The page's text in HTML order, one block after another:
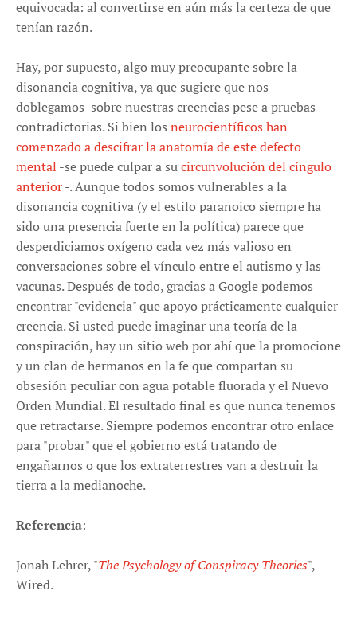
equivocada: al convertirse en aún más la certeza de que
tenían razón.
Hay, por supuesto, algo muy preocupante sobre la
disonancia cognitiva, ya que sugiere que nos
doblegamos sobre nuestras creencias pese a pruebas
contradictorias. Si bien los neurocientíficos han
comenzado a descifrar la anatomía de este defecto
mental -se puede culpar a sucircunvolución del cíngulo
anterior-. Aunque todos somos vulnerables a la
disonancia cognitiva (y el estilo paranoico siempre ha
sido una presencia fuerte en la política) parece que
desperdiciamos oxígeno cada vez más valioso en
conversaciones sobre el vínculo entre el autismo y las
vacunas. Después de todo, gracias a Google podemos
encontrar "evidencia" que apoyo prácticamente cualquier
creencia. Si usted puede imaginar una teoría de la
conspiración, hay un sitio web por ahí que la promocione
y un clan de hermanos en la fe que compartan su
obsesión peculiar con agua potable fluorada y el Nuevo
Orden Mundial. El resultado final es que nunca tenemos
que retractarse. Siempre podemos encontrar otro enlace
para "probar" que el gobierno está tratando de
engañarnos o que los extraterrestres van a destruir la
tierra a la medianoche.
Referencia:
Jonah Lehrer, "The Psychology of Conspiracy Theories",
Wired.